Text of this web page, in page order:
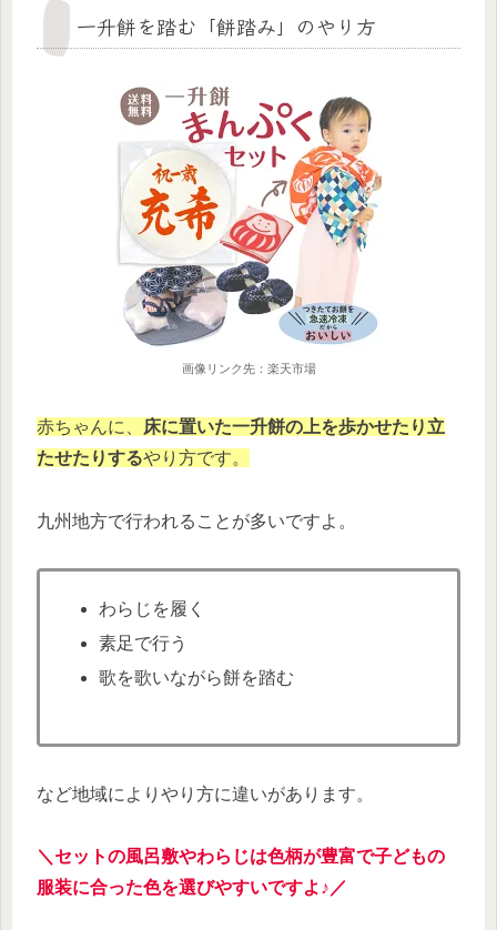
一升餅を踏む「餅踏み」のやり方
画像リンク先：楽天市場
赤ちゃんに、
床に置いた一升餅の上を歩かせたり立
たせたりするやり方です。
九州地方で行われることが多いですよ。
わらじを履く
素足で行う
歌を歌いながら餅を踏む
など地域によりやり方に違いがあります。
＼セットの風呂敷やわらじは色柄が豊富で子どもの
服装に合った色を選びやすいですよ♪／